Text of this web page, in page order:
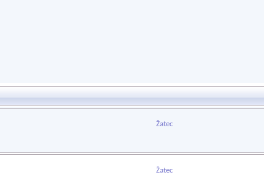
Žatec
Žatec